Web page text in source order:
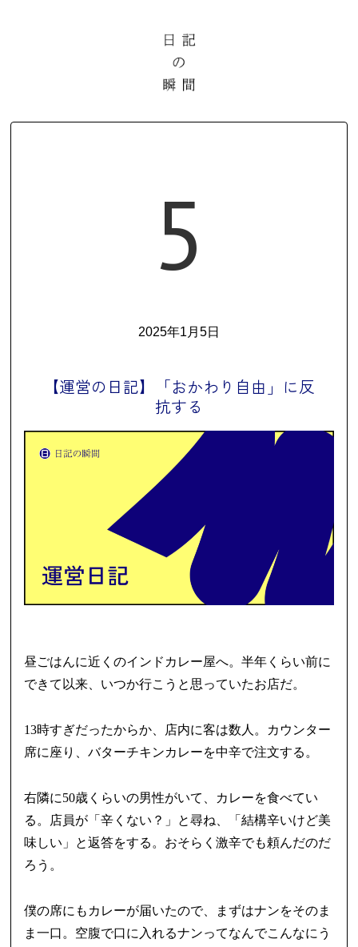
5
2025年1月5日
【運営の日記】「おかわり自由」に反
抗する
昼ごはんに近くのインドカレー屋へ。半年くらい前に
できて以来、いつか行こうと思っていたお店だ。
13時すぎだったからか、店内に客は数人。カウンター
席に座り、バターチキンカレーを中辛で注文する。
右隣に50歳くらいの男性がいて、カレーを食べてい
る。店員が「辛くない？」と尋ね、「結構辛いけど美
味しい」と返答をする。おそらく激辛でも頼んだのだ
ろう。
僕の席にもカレーが届いたので、まずはナンをそのま
ま一口。空腹で口に入れるナンってなんでこんなにう